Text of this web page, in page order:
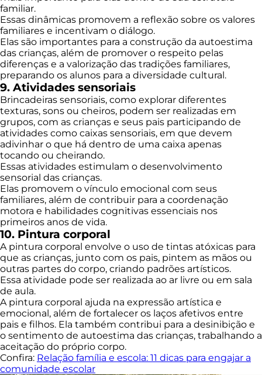
familiar.
Essas dinâmicas promovem a reflexão sobre os valores
familiares e incentivam o diálogo.
Elas são importantes para a construção da autoestima
das crianças, além de promover o respeito pelas
diferenças e a valorização das tradições familiares,
preparando os alunos para a diversidade cultural.
9. Atividades sensoriais
Brincadeiras sensoriais, como explorar diferentes
texturas, sons ou cheiros, podem ser realizadas em
grupos, com as crianças e seus pais participando de
atividades como caixas sensoriais, em que devem
adivinhar o que há dentro de uma caixa apenas
tocando ou cheirando.
Essas atividades estimulam o desenvolvimento
sensorial das crianças.
Elas promovem o vínculo emocional com seus
familiares, além de contribuir para a coordenação
motora e habilidades cognitivas essenciais nos
primeiros anos de vida.
10. Pintura corporal
A pintura corporal envolve o uso de tintas atóxicas para
que as crianças, junto com os pais, pintem as mãos ou
outras partes do corpo, criando padrões artísticos.
Essa atividade pode ser realizada ao ar livre ou em sala
de aula.
A pintura corporal ajuda na expressão artística e
emocional, além de fortalecer os laços afetivos entre
pais e filhos. Ela também contribui para a desinibição e
o sentimento de autoestima das crianças, trabalhando a
aceitação do próprio corpo.
Confira: Relação família e escola: 11 dicas para engajar a
comunidade escolar